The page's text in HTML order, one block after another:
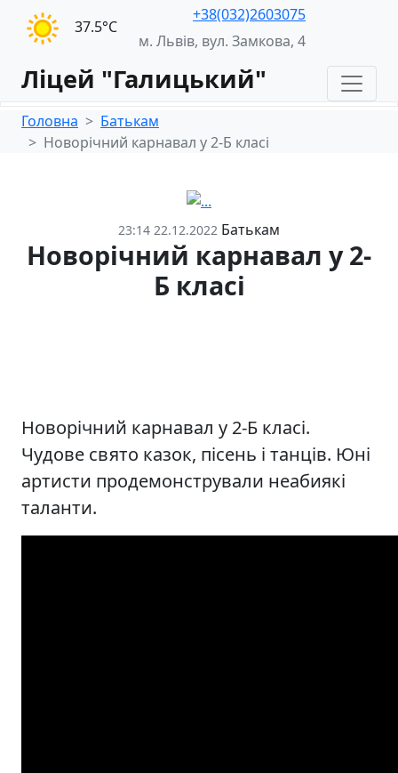
37.5°С
+38(032)2603075
м. Львів, вул. Замкова, 4
Ліцей "Галицький"
Головна
Батькам
Новорічний карнавал у 2-Б класі
23:14 22.12.2022 Батькам
Новорічний карнавал у 2-
Б класі
Новорічний карнавал у 2-Б класі.
Чудове свято казок, пісень і танців. Юні
артисти продемонстрували неабиякі
таланти.